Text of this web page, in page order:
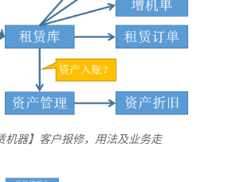
机器】客户报修，用法及业务走